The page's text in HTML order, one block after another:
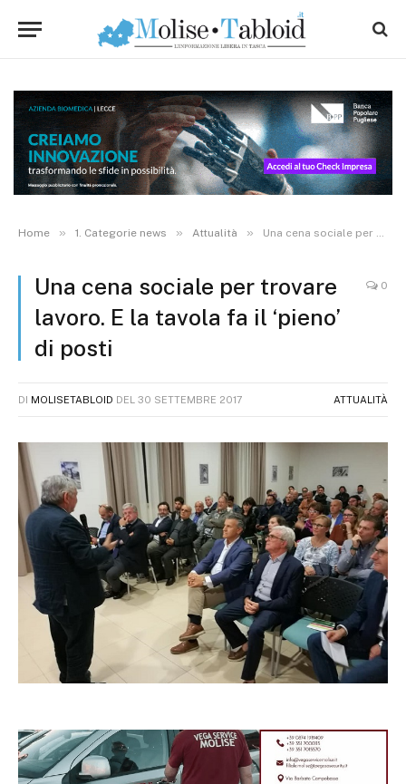
Home » 1. Categorie news » Attualità » Una cena sociale per trovare lavoro. E la tavola fa il ‘pieno’ di posti
Una cena sociale per trovare
lavoro. E la tavola fa il ‘pieno’
di posti
0
DI MOLISETABLOID DEL 30 SETTEMBRE 2017 ATTUALITÀ